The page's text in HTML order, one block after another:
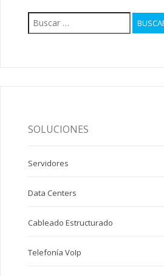
Buscar:
SOLUCIONES
Servidores
Data Centers
Cableado Estructurado
Telefonía VoIp